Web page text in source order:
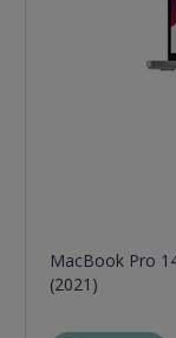
MacBook Pro
(2021)